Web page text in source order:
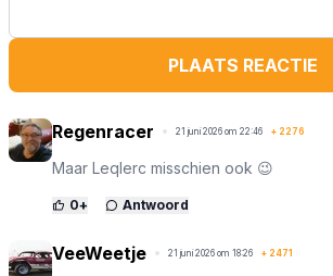
PLAATS REACTIE
Regenracer 21 juni 2026 om 22:46 + 2276
Maar Leqlerc misschien ook 😉
0+ Antwoord
VeeWeetje 21 juni 2026 om 18:26 + 2471